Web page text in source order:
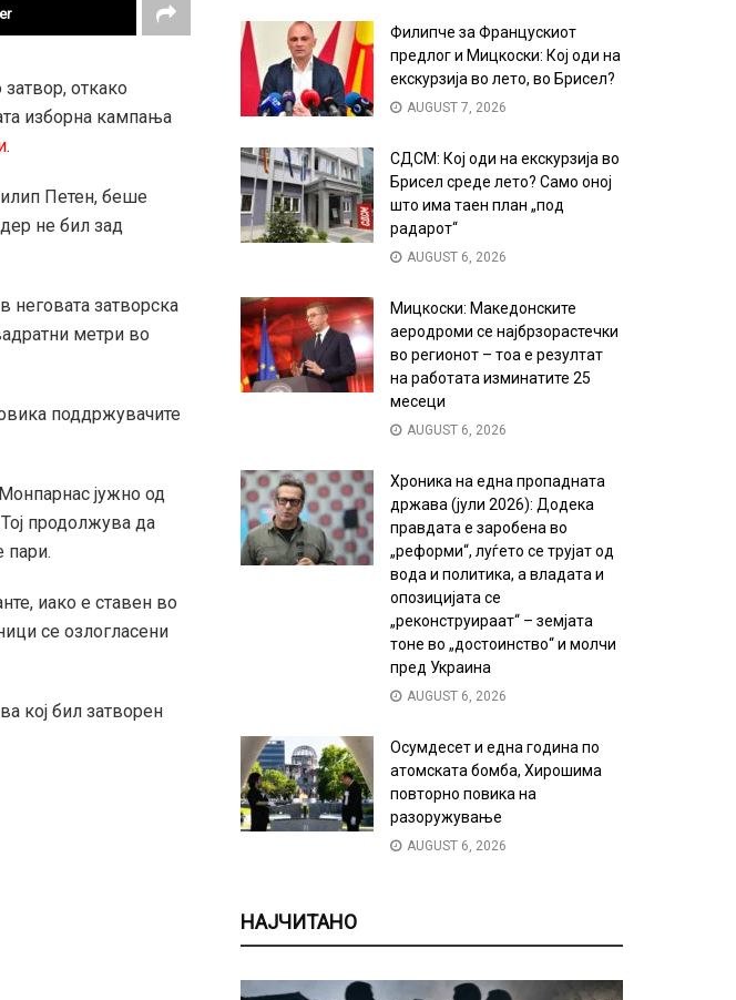
откако
изборна кампања
.
Петен, беше
не бил зад
неговата затворска
метри во
поддржувачите
јужно од
продолжува да
пари.
иако е ставен во
се озлогласени
кој бил затворен
Филипче за Францускиот
предлог и Мицкоски: Кој оди на
екскурзија во лето, во Брисел?
AUGUST 7, 2026
СДСМ: Кој оди на екскурзија во
Брисел среде лето? Само оној
што има таен план „под
радарот“
AUGUST 6, 2026
Мицкоски: Македонските
аеродроми се најбрзорастечки
во регионот – тоа е резултат
на работата изминатите 25
месеци
AUGUST 6, 2026
Хроника на една пропадната
држава (јули 2026): Додека
правдата е заробена во
„реформи“, луѓето се трујат од
вода и политика, а владата и
опозицијата се
„реконструираат“ – земјата
тоне во „достоинство“ и молчи
пред Украина
AUGUST 6, 2026
Осумдесет и една година по
атомската бомба, Хирошима
повторно повика на
разоружување
AUGUST 6, 2026
НАЈЧИТАНО